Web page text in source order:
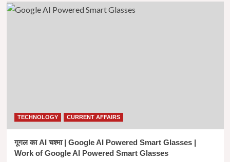
TECHNOLOGY CURRENT AFFAIRS
गूगल का AI चश्मा | Google AI Powered Smart Glasses |
Work of Google AI Powered Smart Glasses